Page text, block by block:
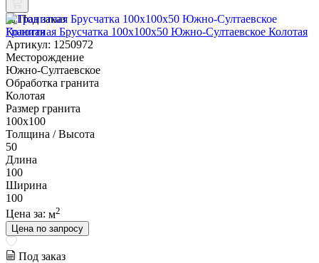
Под заказ
Гранитная Брусчатка 100х100x50 Южно-Султаевское Колотая
Артикул: 1250972
Месторождение
Южно-Султаевское
Обработка гранита
Колотая
Размер гранита
100х100
Толщина / Высота
50
Длина
100
Ширина
100
Цена за: м2
Цена по запросу
Под заказ